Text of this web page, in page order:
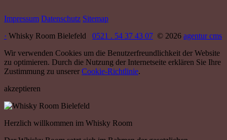
Impressum Datenschutz Sitemap
· Whisky Room Bielefeld 0521 . 54 37 43 07 © 2026 agentur cms
Wir verwenden Cookies um die Benutzerfreundlichkeit der Website
zu optimieren. Durch die Nutzung der Internetseite erklären Sie Ihre
Zustimmung zu unserer Cookie-Richtlinie.
akzeptieren
Herzlich willkommen im Whisky Room